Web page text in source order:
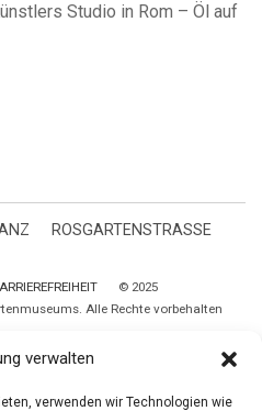
verwalten
verwenden wir Technologien wie
Studio in Rom – Öl auf
ROSGARTENSTRASSE
© 2025
Alle Rechte vorbehalten